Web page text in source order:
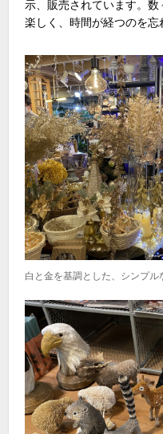
示、販売されています。
楽しく、時間が経つのを忘
白と金を基調とした、シンプ